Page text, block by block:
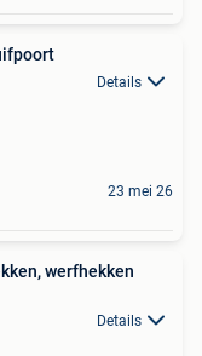
Details
23 mei 26
werfhekken
Details